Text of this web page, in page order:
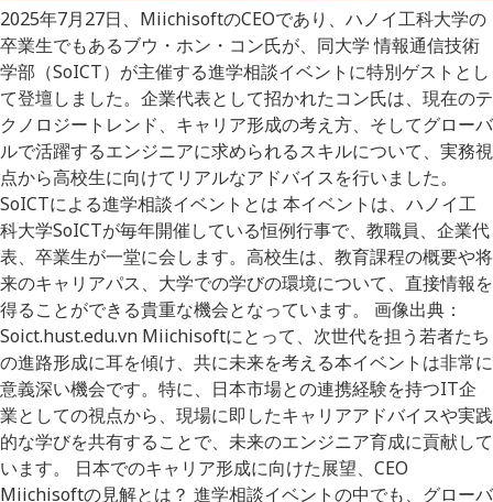
2025年7月27日、MiichisoftのCEOであり、ハノイ工科大学の
卒業生でもあるブウ・ホン・コン氏が、同大学 情報通信技術
学部（SoICT）が主催する進学相談イベントに特別ゲストとし
て登壇しました。企業代表として招かれたコン氏は、現在のテ
クノロジートレンド、キャリア形成の考え方、そしてグローバ
ルで活躍するエンジニアに求められるスキルについて、実務視
点から高校生に向けてリアルなアドバイスを行いました。
SoICTによる進学相談イベントとは 本イベントは、ハノイ工
科大学SoICTが毎年開催している恒例行事で、教職員、企業代
表、卒業生が一堂に会します。高校生は、教育課程の概要や将
来のキャリアパス、大学での学びの環境について、直接情報を
得ることができる貴重な機会となっています。 画像出典：
Soict.hust.edu.vn Miichisoftにとって、次世代を担う若者たち
の進路形成に耳を傾け、共に未来を考える本イベントは非常に
意義深い機会です。特に、日本市場との連携経験を持つIT企
業としての視点から、現場に即したキャリアアドバイスや実践
的な学びを共有することで、未来のエンジニア育成に貢献して
います。 日本でのキャリア形成に向けた展望、CEO
Miichisoftの見解とは？ 進学相談イベントの中でも、グローバ